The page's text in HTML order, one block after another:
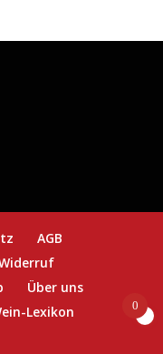
AGB
Über uns
Lexikon
0